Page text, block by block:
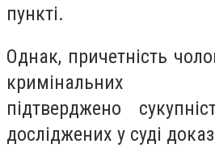
пункті.
Однак, причетність
кримінальних
підтверджено
досліджених у суді